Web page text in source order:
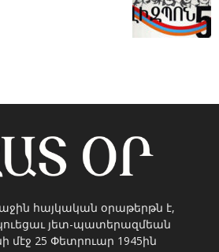
հայկական օրաթերթն է,
յետ-պատերազմեան
մէջ 25 Փետրուար 1945ին